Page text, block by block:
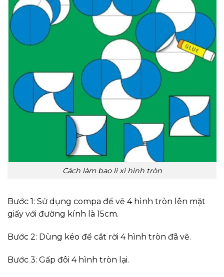
Cách làm bao lì xì hình tròn
Bước 1: Sử dụng compa để vẽ 4 hình tròn lên mặt
giấy với đường kính là 15cm.
Bước 2: Dùng kéo để cắt rời 4 hình tròn đã vẽ.
Bước 3: Gấp đôi 4 hình tròn lại.